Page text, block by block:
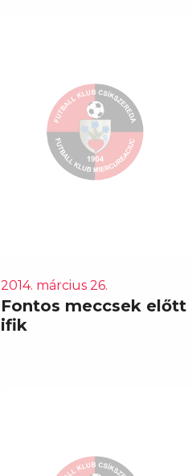
2014. március 26.
Fontos meccsek előtt
ifik